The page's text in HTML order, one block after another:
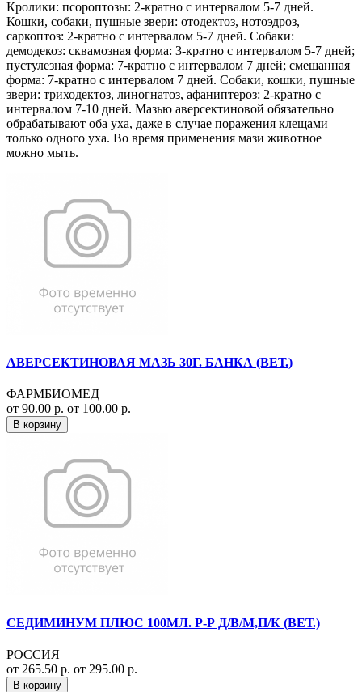
Кролики: псороптозы: 2-кратно с интервалом 5-7 дней.
Кошки, собаки, пушные звери: отодектоз, нотоэдроз,
саркоптоз: 2-кратно с интервалом 5-7 дней. Собаки:
демодекоз: сквамозная форма: 3-кратно с интервалом 5-7 дней;
пустулезная форма: 7-кратно с интервалом 7 дней; смешанная
форма: 7-кратно с интервалом 7 дней. Собаки, кошки, пушные
звери: триходектоз, линогнатоз, афаниптероз: 2-кратно с
интервалом 7-10 дней. Мазью аверсектиновой обязательно
обрабатывают оба уха, даже в случае поражения клещами
только одного уха. Во время применения мази животное
можно мыть.
АВЕРСЕКТИНОВАЯ МАЗЬ 30Г. БАНКА (ВЕТ.)
ФАРМБИОМЕД
от 90.00 р. от 100.00 р.
В корзину
СЕДИМИНУМ ПЛЮС 100МЛ. Р-Р Д/В/М,П/К (ВЕТ.)
РОССИЯ
от 265.50 р. от 295.00 р.
В корзину